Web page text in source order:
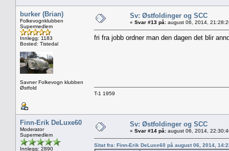
burker (Brian)
Folkevognklubben
Supermedlem
Innlegg: 1183
Bosted: Tistedal
Savner Folkevogn klubben
Østfold
Sv: Østfoldinger og SCC
« Svar #13 på: august 06, 2014,
fri fra jobb ordner man den dagen det blir
T-1 1959
Finn-Erik DeLuxe60
Moderator
Supermedlem
Innlegg: 2890
Sv: Østfoldinger og SCC
« Svar #14 på: august 06, 2014,
Sitat fra: Finn-Erik DeLuxe60 på august 06, 2014,